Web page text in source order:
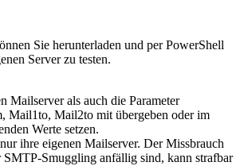
Sie herunterladen und per PowerShell
Server zu testen.
Mailserver als auch die Parameter
Mail1to, Mail2to mit übergeben oder im
Werte setzen.
ihre eigenen Mailserver. Der Missbrauch
SMTP-Smuggling anfällig sind, kann strafbar